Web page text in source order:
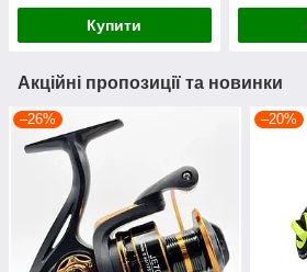
Купити
Акційні пропозиції та новинки
–26% –20%